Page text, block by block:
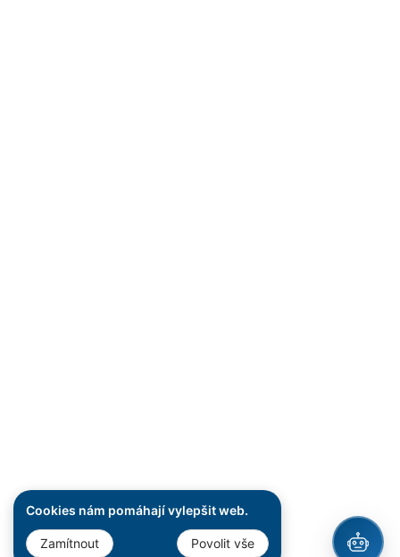
Cookies nám pomáhají vylepšit web.
Zamítnout Povolit vše